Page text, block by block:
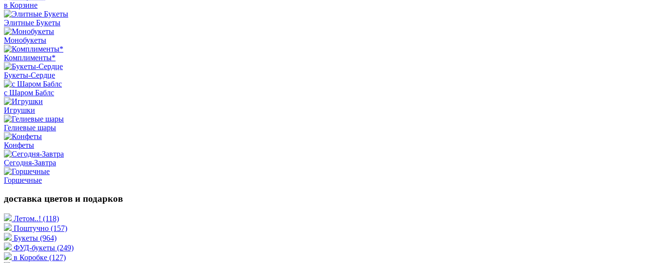
в Корзине
Элитные Букеты
Монобукеты
Комплименты*
Букеты-Сердце
с Шаром Баблс
Игрушки
Гелиевые шары
Конфеты
Сегодня-Завтра
Горшечные
доставка цветов и подарков
Летом..! (118)
Поштучно (157)
Букеты (964)
ФУД-букеты (249)
в Коробке (127)